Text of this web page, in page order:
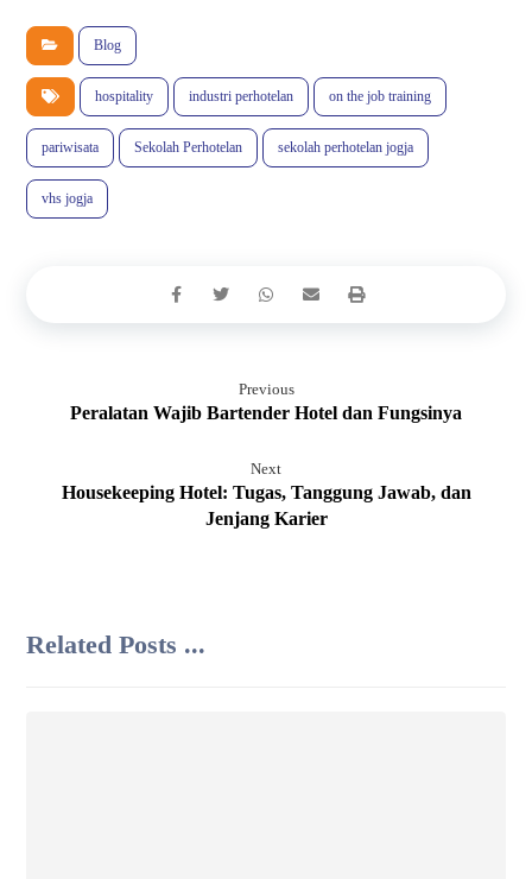
Blog
hospitality industri perhotelan on the job training
pariwisata Sekolah Perhotelan sekolah perhotelan jogja
vhs jogja
Previous
Peralatan Wajib Bartender Hotel dan Fungsinya
Next
Housekeeping Hotel: Tugas, Tanggung Jawab, dan
Jenjang Karier
Related Posts ...